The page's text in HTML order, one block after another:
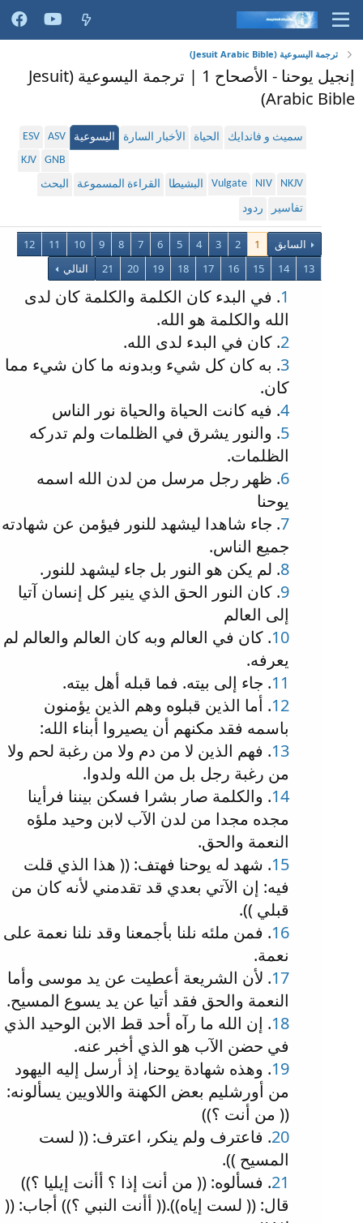
ترجمة اليسوعية (Jesuit Arabic Bible)
إنجيل يوحنا - الأصحاح 1 | ترجمة اليسوعية (Jesuit
Arabic Bible)
سميث و فاندايك الحياة الأخبار السارة اليسوعية ASV
ESV
GNB
KJV
NKJV
NIV
Vulgate البشيطا القراءة المسموعة
البحث
تفاسير
ردود
السابق 1
2
3
4
5
6
7
8
9
10
11
12
13
14
15
16
17
18
19
20
21 التالي
1. في البدء كان الكلمة والكلمة كان لدى
الله والكلمة هو الله.
2. كان في البدء لدى الله.
3. به كان كل شيء وبدونه ما كان شيء مما
كان.
4. فيه كانت الحياة والحياة نور الناس
5. والنور يشرق في الظلمات ولم تدركه
الظلمات.
6. ظهر رجل مرسل من لدن الله اسمه
يوحنا
7. جاء شاهدا ليشهد للنور فيؤمن عن شهادته
جميع الناس.
8. لم يكن هو النور بل جاء ليشهد للنور.
9. كان النور الحق الذي ينير كل إنسان آتيا
إلى العالم
10. كان في العالم وبه كان العالم والعالم لم
يعرفه.
11. جاء إلى بيته. فما قبله أهل بيته.
12. أما الذين قبلوه وهم الذين يؤمنون
باسمه فقد مكنهم أن يصيروا أبناء الله:
13. فهم الذين لا من دم ولا من رغبة لحم ولا
من رغبة رجل بل من الله ولدوا.
14. والكلمة صار بشرا فسكن بيننا فرأينا
مجده مجدا من لدن الآب لابن وحيد ملؤه
النعمة والحق.
15. شهد له يوحنا فهتف: (( هذا الذي قلت
فيه: إن الآتي بعدي قد تقدمني لأنه كان من
قبلي )).
16. فمن ملئه نلنا بأجمعنا وقد نلنا نعمة على
نعمة.
17. لأن الشريعة أعطيت عن يد موسى وأما
النعمة والحق فقد أتيا عن يد يسوع المسيح.
18. إن الله ما رآه أحد قط الابن الوحيد الذي
في حضن الآب هو الذي أخبر عنه.
19. وهذه شهادة يوحنا، إذ أرسل إليه اليهود
من أورشليم بعض الكهنة واللاويين يسألونه:
(( من أنت ؟))
20. فاعترف ولم ينكر، اعترف: (( لست
المسيح )).
21. فسألوه: (( من أنت إذا ؟ أأنت إيليا ؟))
قال: (( لست إياه)).(( أأنت النبي ؟)) أجاب: ((